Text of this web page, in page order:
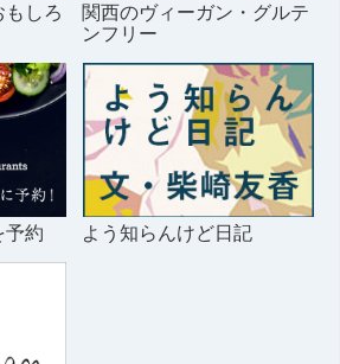
しろ
関西のヴィーガン・グルテ
ンフリー
予約 よう知らんけど日記